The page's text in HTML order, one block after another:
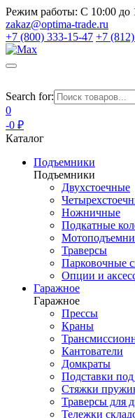
Режим работы: С 10:00 до
zakaz@optima-trade.ru
+7 (800) 333-15-47 +7
Search for:
0
-0 ₽
Каталог
Подъемники
Подъемники
Двухстоечные
Ножничные
Подкатные
Траверсы
Парковочные
Опции и
Гаражное
Гаражное
Прессы
Краны
Кантователи
Домкраты
Подставки под
Стяжки
Траверсы для
Тележки